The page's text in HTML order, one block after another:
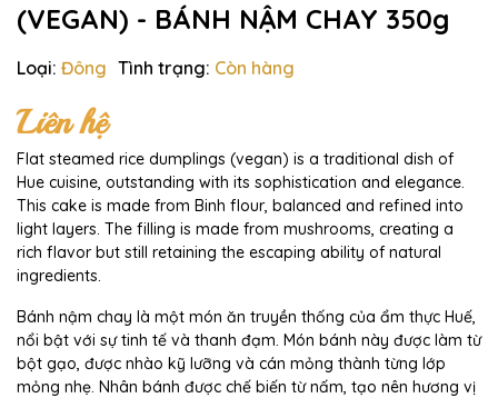
(VEGAN) - BÁNH NẬM CHAY 350g
Loại: Đông Tình trạng: Còn hàng
Liên hệ
Flat steamed rice dumplings (vegan) is a traditional dish of
Hue cuisine, outstanding with its sophistication and elegance.
This cake is made from Binh flour, balanced and refined into
light layers. The filling is made from mushrooms, creating a
rich flavor but still retaining the escaping ability of natural
ingredients.
Bánh nậm chay là một món ăn truyền thống của ẩm thực Huế,
nổi bật với sự tinh tế và thanh đạm. Món bánh này được làm từ
bột gạo, được nhào kỹ lưỡng và cán mỏng thành từng lớp
mỏng nhẹ. Nhân bánh được chế biến từ nấm, tạo nên hương vị